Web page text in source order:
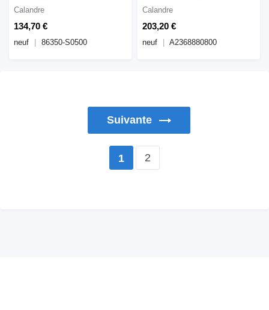
134,70 €
Calandre
neuf 86350-S0500
Benz w236 CLE
203,20 €
Calandre
neuf A2368880800
Suivante
1 2